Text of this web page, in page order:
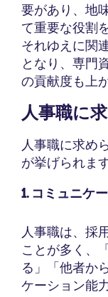
要があり、地
て重要な役割
それゆえに関
となり、専門
の貢献度も上
人事職に
人事職に求め
が挙げられます
1. コミュニケ
人事職は、採
ことが多く、
る」「他者か
ケーション能